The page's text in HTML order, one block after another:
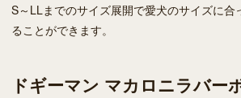
S～LLまでのサイズ展開で愛犬のサイズに合
ることができます。
ドギーマン マカロニラバー